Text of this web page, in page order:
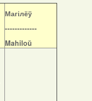
Магілёў
-------------
Mahiloŭ